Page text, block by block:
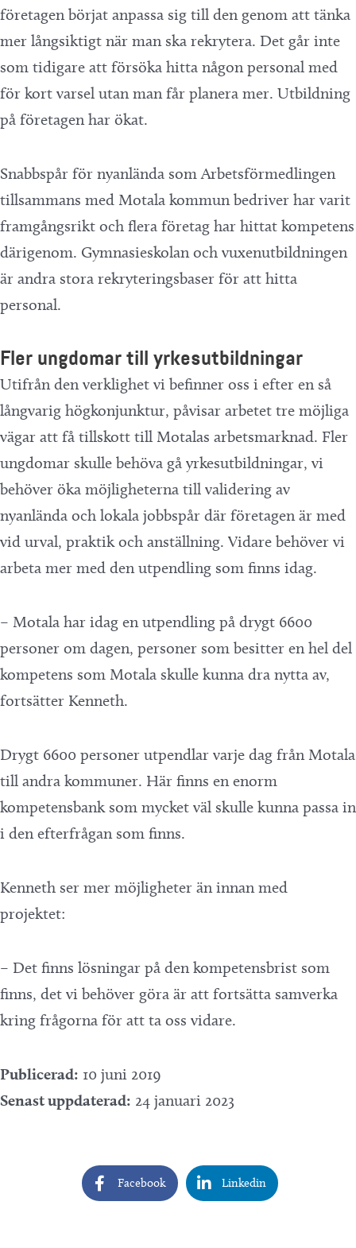
företagen börjat anpassa sig till den genom att tänka
mer långsiktigt när man ska rekrytera. Det går inte
som tidigare att försöka hitta någon personal med
för kort varsel utan man får planera mer. Utbildning
på företagen har ökat.
Snabbspår för nyanlända som Arbetsförmedlingen
tillsammans med Motala kommun bedriver har varit
framgångsrikt och flera företag har hittat kompetens
därigenom. Gymnasieskolan och vuxenutbildningen
är andra stora rekryteringsbaser för att hitta
personal.
Fler ungdomar till yrkesutbildningar
Utifrån den verklighet vi befinner oss i efter en så
långvarig högkonjunktur, påvisar arbetet tre möjliga
vägar att få tillskott till Motalas arbetsmarknad. Fler
ungdomar skulle behöva gå yrkesutbildningar, vi
behöver öka möjligheterna till validering av
nyanlända och lokala jobbspår där företagen är med
vid urval, praktik och anställning. Vidare behöver vi
arbeta mer med den utpendling som finns idag.
– Motala har idag en utpendling på drygt 6600
personer om dagen, personer som besitter en hel del
kompetens som Motala skulle kunna dra nytta av,
fortsätter Kenneth.
Drygt 6600 personer utpendlar varje dag från Motala
till andra kommuner. Här finns en enorm
kompetensbank som mycket väl skulle kunna passa in
i den efterfrågan som finns.
Kenneth ser mer möjligheter än innan med
projektet:
– Det finns lösningar på den kompetensbrist som
finns, det vi behöver göra är att fortsätta samverka
kring frågorna för att ta oss vidare.
Publicerad: 10 juni 2019
Senast uppdaterad: 24 januari 2023
Facebook Linkedin